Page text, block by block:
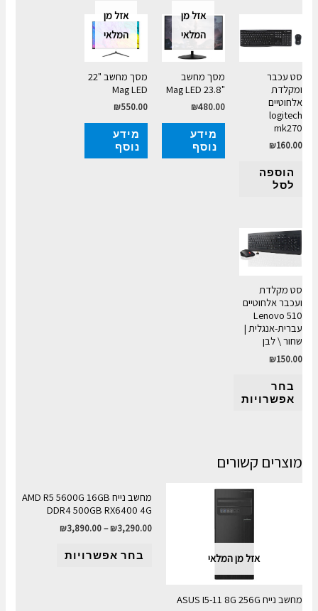
סט עכבר
ומקלדת
אלחוטיים
logitech
mk270
₪160.00
הוספה
לסל
אזל מן
המלאי
מסך מחשב
"23.8 Mag LED
₪480.00
מידע
נוסף
אזל מן
המלאי
מסך מחשב "22
Mag LED
₪550.00
מידע
נוסף
סט מקלדת
ועכבר אלחוטיים
Lenovo 510
עברית-אנגלית |
שחור \ לבן
₪150.00
בחר
אפשרויות
מוצרים קשורים
אזל מן המלאי
מחשב נייח ASUS I5-11 8G 256G
מחשב נייח AMD R5 5600G 16GB
DDR4 500GB RX6400 4G
₪3,290.00
–
₪3,890.00
בחר אפשרויות